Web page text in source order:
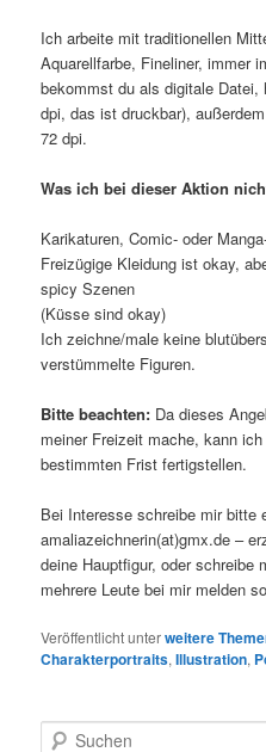
Ich arbeite mit traditionellen
Aquarellfarbe, Fineliner, immer
bekommst du als digitale
dpi, das ist druckbar),
72 dpi.
Was ich bei dieser Aktion
Karikaturen, Comic- oder
Freizügige Kleidung ist okay,
spicy Szenen
(Küsse sind okay)
Ich zeichne/male keine
verstümmelte Figuren.
Bitte beachten: Da dieses
meiner Freizeit mache, kann
bestimmten Frist fertigstellen.
Bei Interesse schreibe mir bitte
amaliazeichnerin(at)gmx.de –
deine Hauptfigur, oder
mehrere Leute bei mir melden
Veröffentlicht unterweitere
Charakterportraits,Illustration,